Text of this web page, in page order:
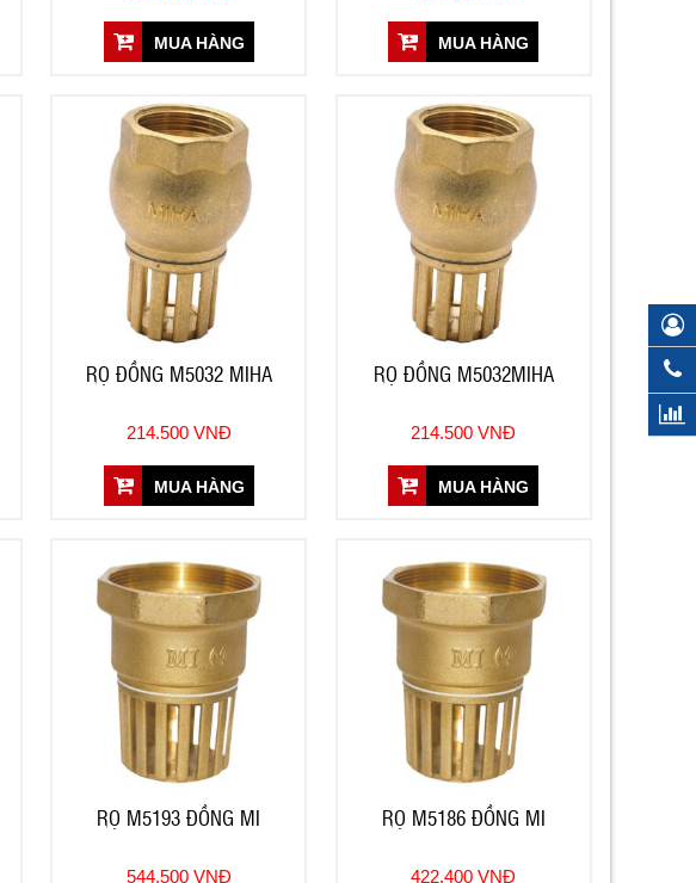
MUA HÀNG MUA HÀNG
RỌ ĐỒNG M5032 MIHA
214.500 VNĐ
MUA HÀNG
RỌ ĐỒNG M5032MIHA
214.500 VNĐ
MUA HÀNG
RỌ M5193 ĐỒNG MI
544.500 VNĐ
RỌ M5186 ĐỒNG MI
422.400 VNĐ